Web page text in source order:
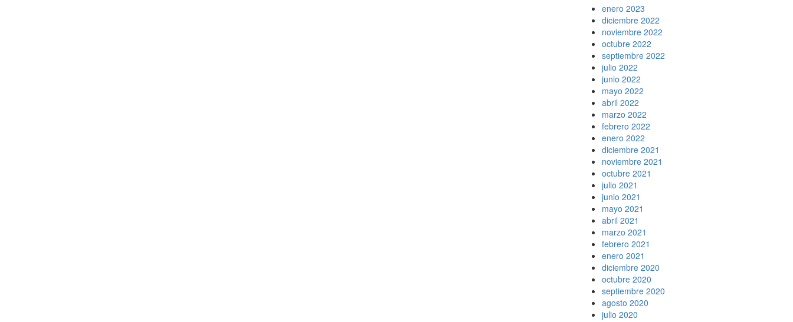
enero 2023
diciembre 2022
noviembre 2022
octubre 2022
septiembre 2022
julio 2022
junio 2022
mayo 2022
abril 2022
marzo 2022
febrero 2022
enero 2022
diciembre 2021
noviembre 2021
octubre 2021
julio 2021
junio 2021
mayo 2021
abril 2021
marzo 2021
febrero 2021
enero 2021
diciembre 2020
octubre 2020
septiembre 2020
agosto 2020
julio 2020